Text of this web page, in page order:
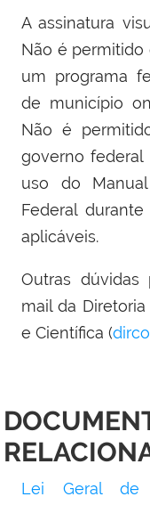
A assinatura
Não é permitido
um programa
de município
Não é
governo federal
uso do
Federal
aplicáveis.
Outras
mail da
e Científica (
Lei Geral de